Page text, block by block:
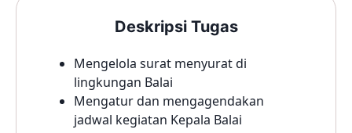
Deskripsi Tugas
Mengelola surat menyurat di
lingkungan Balai
Mengatur dan mengagendakan
jadwal kegiatan Kepala Balai